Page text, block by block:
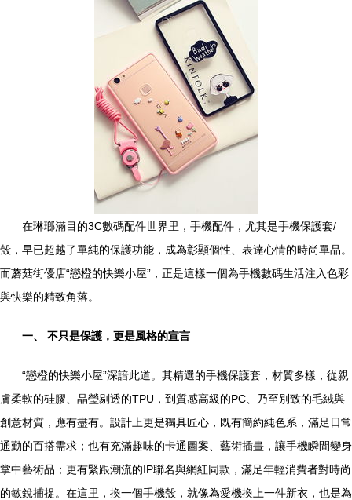
在琳瑯滿目的3C數碼配件世界里，手機配件，尤其是手機保護套/
殼，早已超越了單純的保護功能，成為彰顯個性、表達心情的時尚單品。
而蘑菇街優店“戀橙的快樂小屋”，正是這樣一個為手機數碼生活注入色彩
與快樂的精致角落。
一、 不只是保護，更是風格的宣言
“戀橙的快樂小屋”深諳此道。其精選的手機保護套，材質多樣，從親
膚柔軟的硅膠、晶瑩剔透的TPU，到質感高級的PC、乃至別致的毛絨與
創意材質，應有盡有。設計上更是獨具匠心，既有簡約純色系，滿足日常
通勤的百搭需求；也有充滿趣味的卡通圖案、藝術插畫，讓手機瞬間變身
掌中藝術品；更有緊跟潮流的IP聯名與網紅同款，滿足年輕消費者對時尚
的敏銳捕捉。在這里，換一個手機殼，就像為愛機換上一件新衣，也是為